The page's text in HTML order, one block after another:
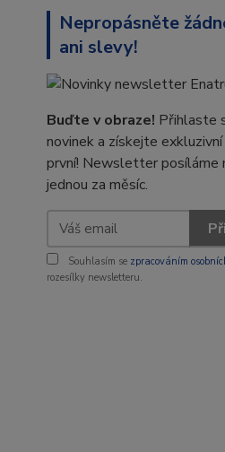
Nepropásněte
ani slevy!
Buďte v obraze! Přihlaste
novinek a získejte
první! Newsletter posíláme
jednou za měsíc.
Souhlasím se zpracováním
rozesílky newsletteru.